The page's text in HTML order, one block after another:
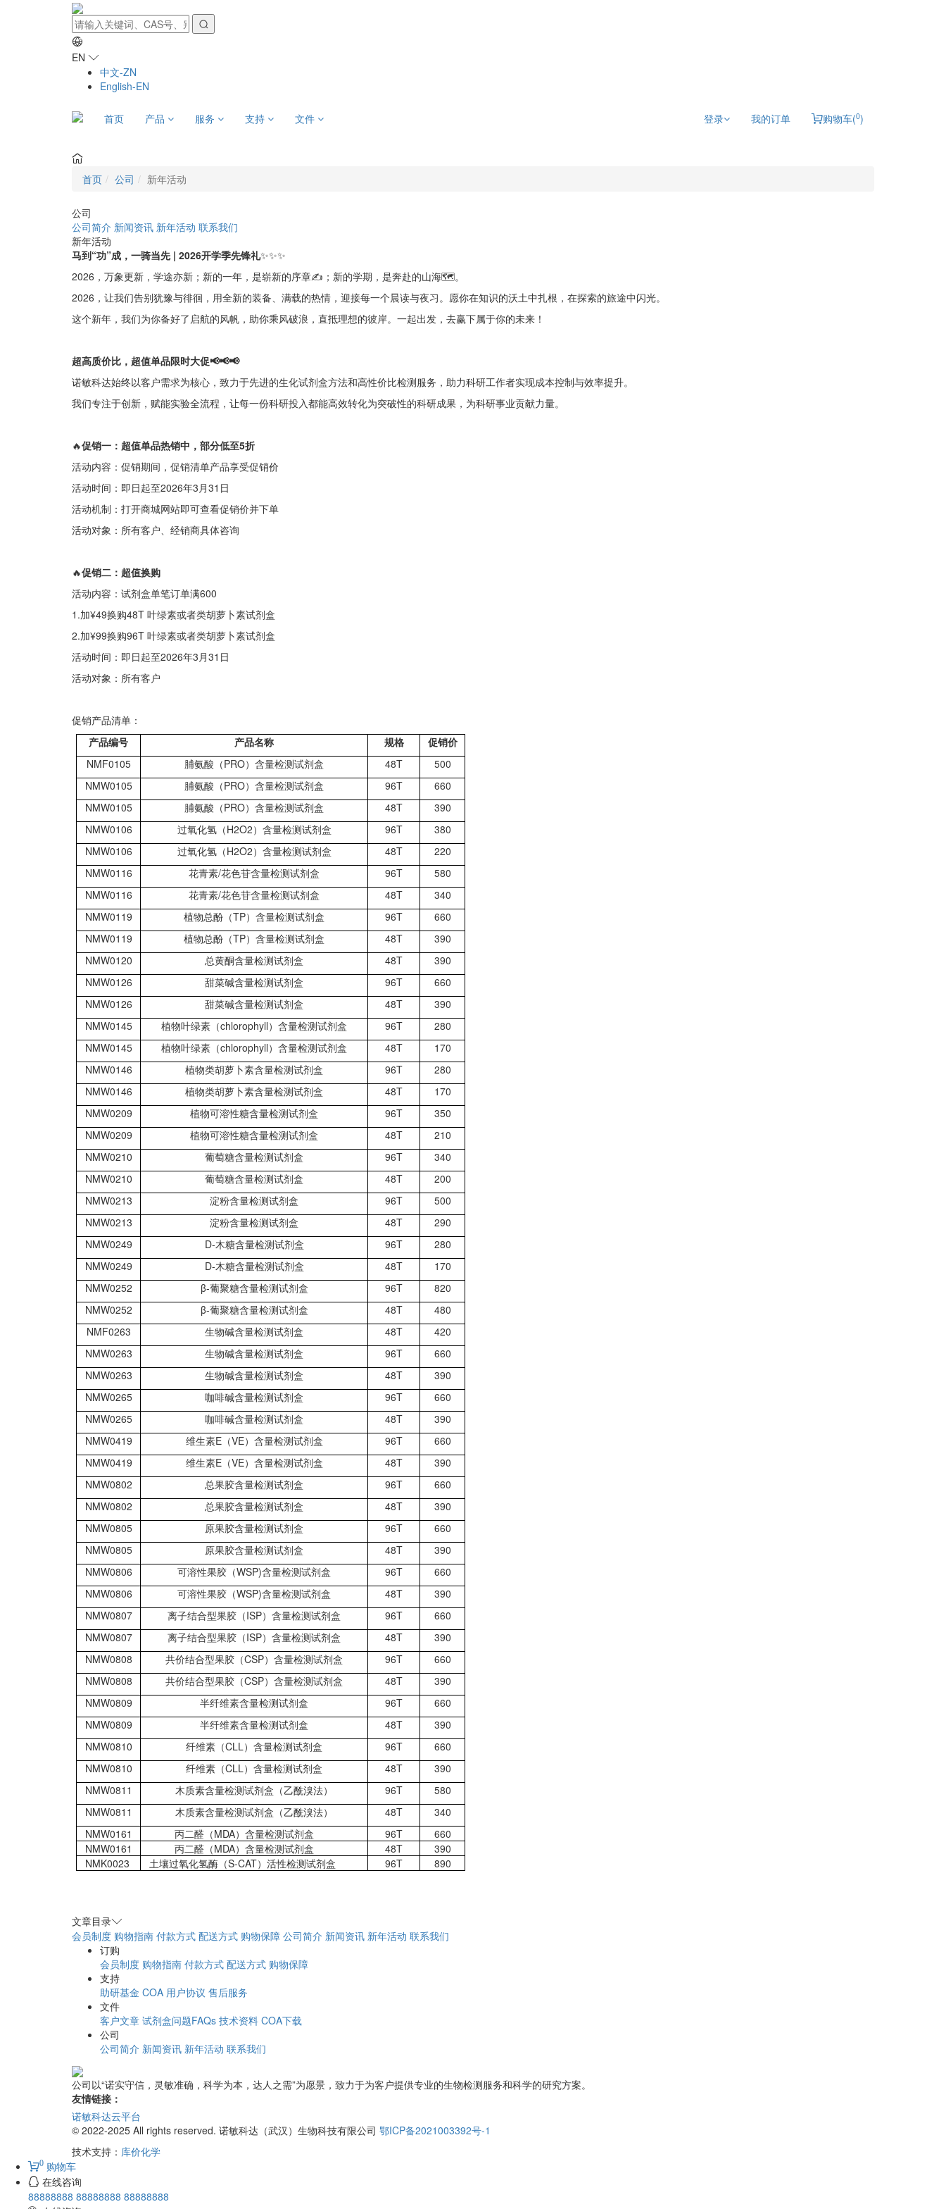
EN
中文-ZN
English-EN
首页 产品 服务 支持 文件 登录 我的订单 购物车(0)
首页 公司 新年活动
公司
公司简介 新闻资讯 新年活动 联系我们
新年活动
马到“功”成，一骑当先 | 2026开学季先锋礼✨✨✨
2026，万象更新，学途亦新；新的一年，是崭新的序章✍️；新的学期，是奔赴的山海🗺️。
2026，让我们告别犹豫与徘徊，用全新的装备、满载的热情，迎接每一个晨读与夜习。愿你在知识的沃土中扎根，在探索的旅途中闪光。
这个新年，我们为你备好了启航的风帆，助你乘风破浪，直抵理想的彼岸。一起出发，去赢下属于你的未来！
超高质价比，超值单品限时大促📢📢📢
诺敏科达始终以客户需求为核心，致力于先进的生化试剂盒方法和高性价比检测服务，助力科研工作者实现成本控制与效率提升。
我们专注于创新，赋能实验全流程，让每一份科研投入都能高效转化为突破性的科研成果，为科研事业贡献力量。
🔥促销一：超值单品热销中， 部分低至5折
活动内容：促销期间，促销清单产品享受促销价
活动时间：即日起至2026年3月31日
活动机制：打开商城网站即可查看促销价并下单
活动对象：所有客户、经销商具体咨询
🔥促销二：超值换购
活动内容：试剂盒单笔订单满600
1.加¥49换购48T 叶绿素或者类胡萝卜素试剂盒
2.加¥99换购96T 叶绿素或者类胡萝卜素试剂盒
活动时间：即日起至2026年3月31日
活动对象：所有客户
促销产品清单：
产品编号
产品名称 规格
促销价
NMF0105
脯氨酸（PRO）含量检测试剂盒 48T
500
NMW0105
脯氨酸（PRO）含量检测试剂盒 96T
660
NMW0105
脯氨酸（PRO）含量检测试剂盒 48T
390
NMW0106
过氧化氢（H2O2）含量检测试剂盒 96T
380
NMW0106
过氧化氢（H2O2）含量检测试剂盒 48T
220
NMW0116
花青素/花色苷含量检测试剂盒 96T
580
NMW0116
花青素/花色苷含量检测试剂盒 48T
340
NMW0119
植物总酚（TP）含量检测试剂盒 96T
660
NMW0119
植物总酚（TP）含量检测试剂盒 48T
390
NMW0120
总黄酮含量检测试剂盒 48T
390
NMW0126
甜菜碱含量检测试剂盒 96T
660
NMW0126
甜菜碱含量检测试剂盒 48T
390
NMW0145
植物叶绿素（chlorophyll）含量检测试剂盒 96T
280
NMW0145
植物叶绿素（chlorophyll）含量检测试剂盒 48T
170
NMW0146
植物类胡萝卜素含量检测试剂盒 96T
280
NMW0146
植物类胡萝卜素含量检测试剂盒 48T
170
NMW0209
植物可溶性糖含量检测试剂盒 96T
350
NMW0209
植物可溶性糖含量检测试剂盒 48T
210
NMW0210
葡萄糖含量检测试剂盒 96T
340
NMW0210
葡萄糖含量检测试剂盒 48T
200
NMW0213
淀粉含量检测试剂盒 96T
500
NMW0213
淀粉含量检测试剂盒 48T
290
NMW0249
D-木糖含量检测试剂盒 96T
280
NMW0249
D-木糖含量检测试剂盒 48T
170
NMW0252
β-葡聚糖含量检测试剂盒 96T
820
NMW0252
β-葡聚糖含量检测试剂盒 48T
480
NMF0263
生物碱含量检测试剂盒 48T
420
NMW0263
生物碱含量检测试剂盒 96T
660
NMW0263
生物碱含量检测试剂盒 48T
390
NMW0265
咖啡碱含量检测试剂盒 96T
660
NMW0265
咖啡碱含量检测试剂盒 48T
390
NMW0419
维生素E（VE）含量检测试剂盒 96T
660
NMW0419
维生素E（VE）含量检测试剂盒 48T
390
NMW0802
总果胶含量检测试剂盒 96T
660
NMW0802
总果胶含量检测试剂盒 48T
390
NMW0805
原果胶含量检测试剂盒 96T
660
NMW0805
原果胶含量检测试剂盒 48T
390
NMW0806
可溶性果胶（WSP)含量检测试剂盒 96T
660
NMW0806
可溶性果胶（WSP)含量检测试剂盒 48T
390
NMW0807
离子结合型果胶（ISP）含量检测试剂盒 96T
660
NMW0807
离子结合型果胶（ISP）含量检测试剂盒 48T
390
NMW0808
共价结合型果胶（CSP）含量检测试剂盒 96T
660
NMW0808
共价结合型果胶（CSP）含量检测试剂盒 48T
390
NMW0809
半纤维素含量检测试剂盒 96T
660
NMW0809
半纤维素含量检测试剂盒 48T
390
NMW0810
纤维素（CLL）含量检测试剂盒 96T
660
NMW0810
纤维素（CLL）含量检测试剂盒 48T
390
NMW0811
木质素含量检测试剂盒（乙酰溴法） 96T
580
NMW0811
木质素含量检测试剂盒（乙酰溴法） 48T
340
NMW0161
丙二醛（MDA）含量检测试剂盒 96T
660
NMW0161
丙二醛（MDA）含量检测试剂盒 48T
390
NMK0023
土壤过氧化氢酶（S-CAT）活性检测试剂盒 96T 890
文章目录
会员制度 购物指南 付款方式 配送方式 购物保障 公司简介 新闻资讯 新年活动 联系我们
订购
会员制度 购物指南 付款方式 配送方式 购物保障
支持
助研基金 COA 用户协议 售后服务
文件
客户文章 试剂盒问题FAQs 技术资料 COA下载
公司
公司简介 新闻资讯 新年活动 联系我们
公司以“诺实守信，灵敏准确，科学为本，达人之需”为愿景，致力于为客户提供专业的生物检测服务和科学的研究方案。
友情链接：
诺敏科达云平台
© 2022-2025 All rights reserved. 诺敏科达（武汉）生物科技有限公司 鄂ICP备2021003392号-1
技术支持： 库价化学
0 购物车
在线咨询
88888888 88888888 88888888